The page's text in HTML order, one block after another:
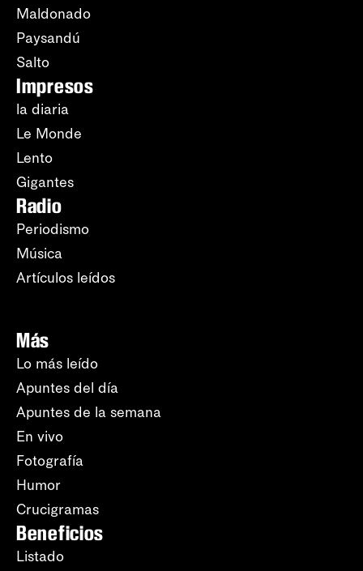
Maldonado
Paysandú
Salto
Impresos
la diaria
Le Monde
Lento
Gigantes
Radio
Periodismo
Música
Artículos leídos
Más
Lo más leído
Apuntes del día
Apuntes de la semana
En vivo
Fotografía
Humor
Crucigramas
Beneficios
Listado